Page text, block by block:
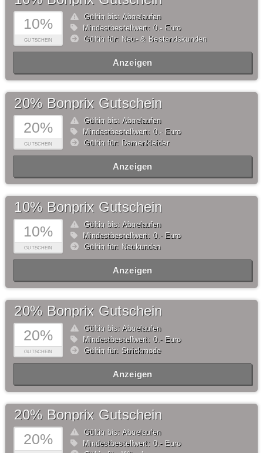
10%
GUTSCHEIN
Gültig bis: Abgelaufen
Mindestbestellwert: 0,- Euro
Gültig für: Neu- & Bestandskunden
Anzeigen
20%
GUTSCHEIN
20% Bonprix Gutschein
Gültig bis: Abgelaufen
Mindestbestellwert: 0,- Euro
Gültig für: Damenkleider
Anzeigen
10%
GUTSCHEIN
10% Bonprix Gutschein
Gültig bis: Abgelaufen
Mindestbestellwert: 0,- Euro
Gültig für: Neukunden
Anzeigen
20%
GUTSCHEIN
20% Bonprix Gutschein
Gültig bis: Abgelaufen
Mindestbestellwert: 0,- Euro
Gültig für: Strickmode
Anzeigen
20%
20% Bonprix Gutschein
Gültig bis: Abgelaufen
Mindestbestellwert: 0,- Euro